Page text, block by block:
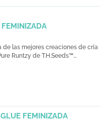
FEMINIZADA
de las mejores creaciones de cría
Runtzy de T.H.Seeds™...
FEMINIZADA